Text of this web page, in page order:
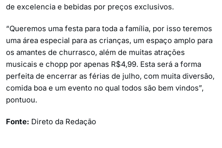
de excelencia e bebidas por preços exclusivos.
“Queremos uma festa para toda a família, por isso teremos
uma área especial para as crianças, um espaço amplo para
os amantes de churrasco, além de muitas atrações
musicais e chopp por apenas R$4,99. Esta será a forma
perfeita de encerrar as férias de julho, com muita diversão,
comida boa e um evento no qual todos são bem vindos”,
pontuou.
Fonte: Direto da Redação